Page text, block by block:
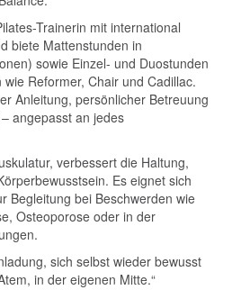
Trainerin mit international
biete Mattenstunden in
sowie Einzel- und Duostunden
Reformer, Chair und Cadillac.
Anleitung, persönlicher Betreuung
angepasst an jedes
verbessert die Haltung,
Es eignet sich
Begleitung bei Beschwerden wie
Osteoporose oder in der
sich selbst wieder bewusst
in der eigenen Mitte.“